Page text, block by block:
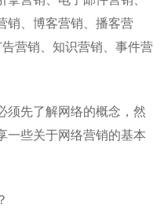
销、博客营销、播客营
营销、知识营销、事件营
须先了解网络的概念，然
一些关于网络营销的基本